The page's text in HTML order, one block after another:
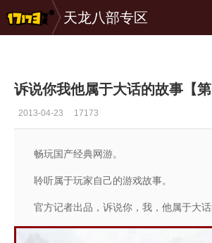
天龙八部专区
专区_《大话西游Online》
诉说你我他属于大话的故事【第
2013-04-23 17173
畅玩国产经典网游。
聆听属于玩家自己的游戏故事。
官方记者出品，诉说你，我，他属于大话